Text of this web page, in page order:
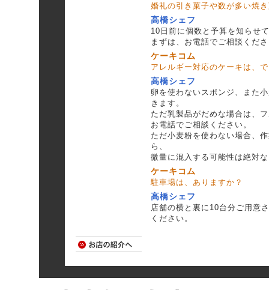
婚礼の引き菓子や数が多い焼
高橋シェフ
10日前に個数と予算を知らせ
まずは、お電話でご相談くだ
ケーキコム
アレルギー対応のケーキは、
高橋シェフ
卵を使わないスポンジ、また
きます。
ただ乳製品がだめな場合は、
お電話でご相談ください。
ただ小麦粉を使わない場合、
ら、
微量に混入する可能性は絶対
ケーキコム
駐車場は、ありますか？
高橋シェフ
店舗の横と裏に10台分ご用意
ください。